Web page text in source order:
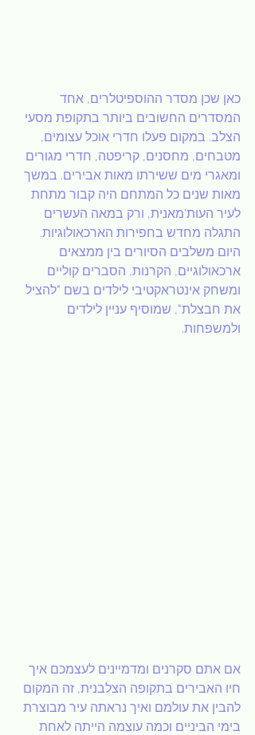
כאן שכן מסדר ההוספיטלרים, אחד
המסדרים החשובים ביותר בתקופת מסעי
הצלב. במקום פעלו חדרי אוכל עצומים,
מטבחים, מחסנים, קריפטה, חדרי מגורים
ומאגרי מים ששירתו מאות אבירים. במשך
מאות שנים כל המתחם היה קבור מתחת
לעיר העות'מאנית, ורק במאה העשרים
התגלה מחדש בחפירות הארכאולוגיות.
היום משלבים הסיורים בין ממצאים
ארכאולוגיים, הקרנות, הסברים קוליים
ומשחק אינטראקטיבי לילדים בשם "להציל
את חבצלת", שמוסיף עניין לילדים
ולמשפחות.
אם אתם סקרנים ומדמיינים לעצמכם איך
חיו האבירים בתקופה הצלבנית, זה המקום
להבין את עולמם ואיך נראתה עיר מבוצרת
בימי הביניים וכמה עוצמה הייתה לאחת